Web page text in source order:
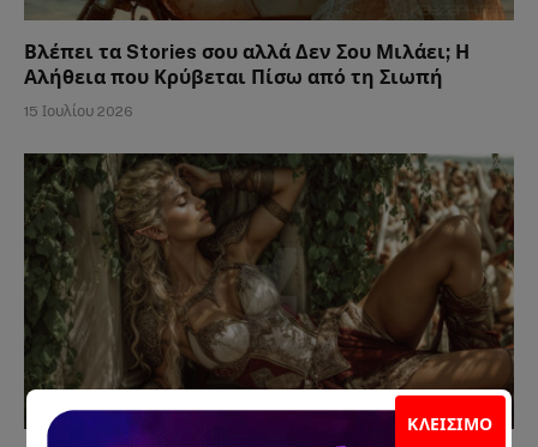
ΚΛΕΊΣΙΜΟ
Βλέπει τα Stories σου αλλά Δεν Σου Μιλάει; Η
Αλήθεια που Κρύβεται Πίσω από τη Σιωπή
15 Ιουλίου 2026